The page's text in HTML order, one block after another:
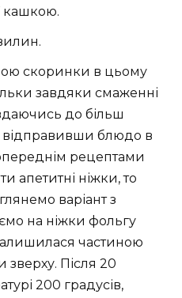
кашкою.
скоринки в цьому
завдяки смаженні
до більш
блюдо в
рецептами
апетитні ніжки, то
варіант з
на ніжки фольгу
частиною
Після 20
200 градусів,